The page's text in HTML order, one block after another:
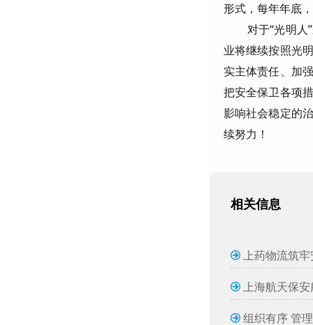
形式，每年年底
对于“光明人
业将继续按照光
实主体责任、加
把安全保卫各项
影响社会稳定的
续努力！
相关信息
上药物流筑
上海航天保
组织有序 管